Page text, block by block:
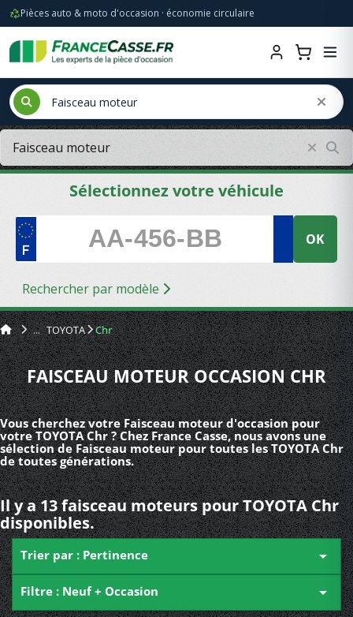
Pièces auto & moto d'occasion · économie circulaire
Sélectionnez votre véhicule
OK
Rechercher par modèle
TOYOTA Chr
FAISCEAU MOTEUR OCCASION CHR
Vous cherchez votre Faisceau moteur d'occasion pour
votre TOYOTA Chr ? Chez France Casse, nous avons une
sélection de Faisceau moteur pour toutes les TOYOTA Chr
de toutes générations.
Il y a 13 faisceau moteurs pour TOYOTA Chr
disponibles.
Trier par : Pertinence 
Filtre : Neuf + Occasion 